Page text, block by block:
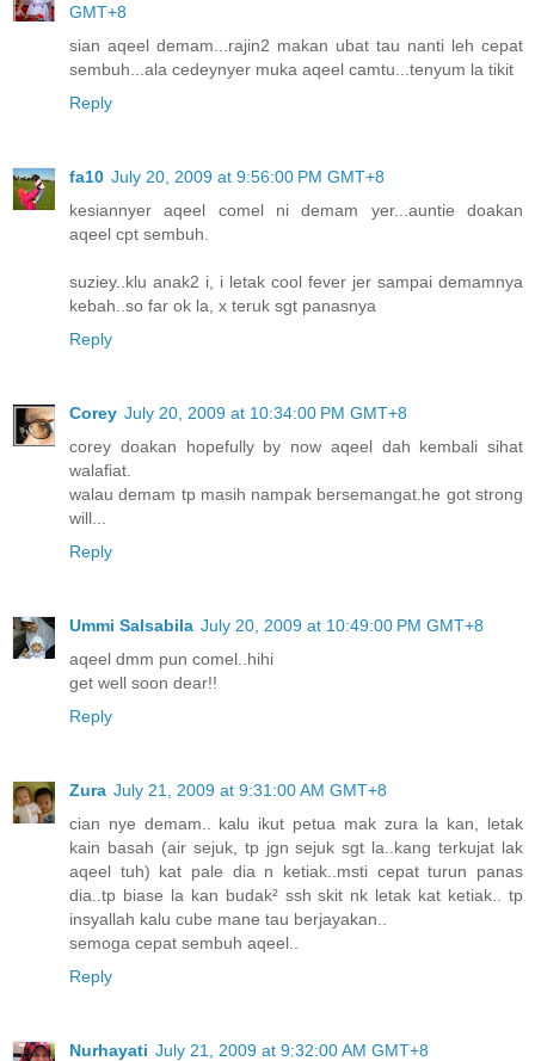
GMT+8
sian aqeel demam...rajin2 makan ubat tau nanti leh cepat
sembuh...ala cedeynyer muka aqeel camtu...tenyum la tikit
Reply
fa10 July 20, 2009 at 9:56:00 PM GMT+8
kesiannyer aqeel comel ni demam yer...auntie doakan
aqeel cpt sembuh.
suziey..klu anak2 i, i letak cool fever jer sampai demamnya
kebah..so far ok la, x teruk sgt panasnya
Reply
Corey July 20, 2009 at 10:34:00 PM GMT+8
corey doakan hopefully by now aqeel dah kembali sihat
walafiat.
walau demam tp masih nampak bersemangat.he got strong
will...
Reply
Ummi Salsabila July 20, 2009 at 10:49:00 PM GMT+8
aqeel dmm pun comel..hihi
get well soon dear!!
Reply
Zura July 21, 2009 at 9:31:00 AM GMT+8
cian nye demam.. kalu ikut petua mak zura la kan, letak
kain basah (air sejuk, tp jgn sejuk sgt la..kang terkujat lak
aqeel tuh) kat pale dia n ketiak..msti cepat turun panas
dia..tp biase la kan budak² ssh skit nk letak kat ketiak.. tp
insyallah kalu cube mane tau berjayakan..
semoga cepat sembuh aqeel..
Reply
Nurhayati July 21, 2009 at 9:32:00 AM GMT+8